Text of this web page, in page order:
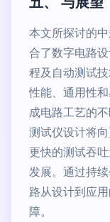
本文所探讨的
合了数字电路
程及自动测试
性能、通用性
成电路工艺的
测试仪设计将
更快的测试吞
发展。通过持
路从设计到应
障。